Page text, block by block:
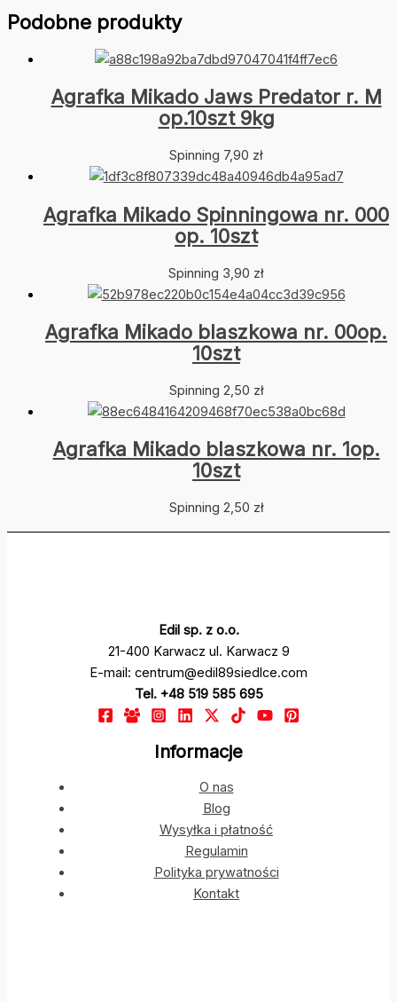
Podobne produkty
Agrafka Mikado Jaws Predator r. M
op.10szt 9kg
Spinning 7,90 zł
Agrafka Mikado Spinningowa nr. 000
op. 10szt
Spinning 3,90 zł
Agrafka Mikado blaszkowa nr. 00op.
10szt
Spinning 2,50 zł
Agrafka Mikado blaszkowa nr. 1op.
10szt
Spinning 2,50 zł
Edil sp. z o.o.
21-400 Karwacz ul. Karwacz 9
E-mail: centrum@edil89siedlce.com
Tel. +48 519 585 695
Informacje
O nas
Blog
Wysyłka i płatność
Regulamin
Polityka prywatności
Kontakt